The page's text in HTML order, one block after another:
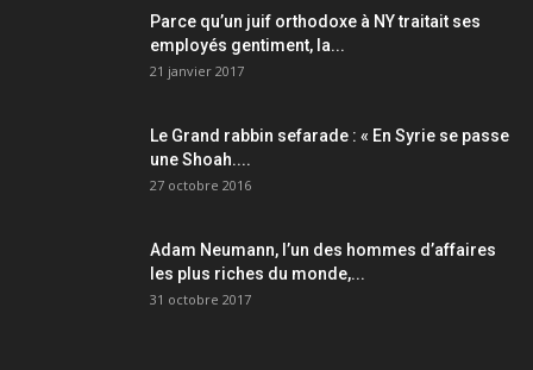
Parce qu’un juif orthodoxe à NY traitait ses
employés gentiment, la...
21 janvier 2017
Le Grand rabbin sefarade : « En Syrie se passe
une Shoah....
27 octobre 2016
Adam Neumann, l’un des hommes d’affaires
les plus riches du monde,...
31 octobre 2017